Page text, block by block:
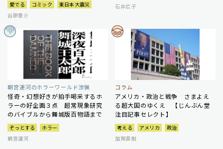
愛でる コミック
東日本大震災
谷原章介
石井広子
朝宮運河のホラーワールド渉猟
怪奇・幻想好きが拍手喝采するホ
ラーの好企画３点 超常現象研究
のバイブルから舞城版百物語まで
ぞっとする
ホラー
朝宮運河
コラム
アメリカ・政治と戦争 さまよえ
る超大国のゆくえ 【じんぶん堂
注目記事セレクト】
考える アメリカ
政治
加賀直樹